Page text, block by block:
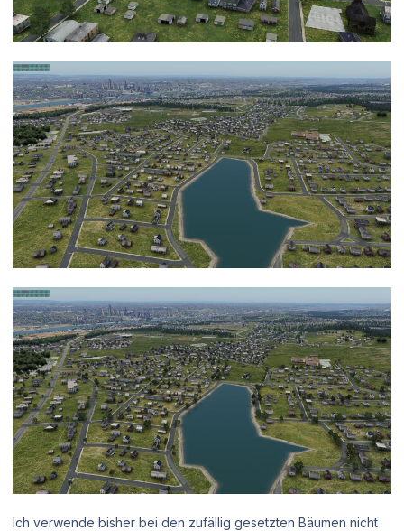
Ich verwende bisher bei den zufällig gesetzten Bäumen nicht